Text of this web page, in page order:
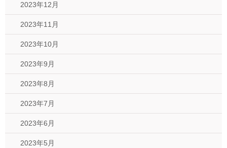
2023年12月
2023年11月
2023年10月
2023年9月
2023年8月
2023年7月
2023年6月
2023年5月